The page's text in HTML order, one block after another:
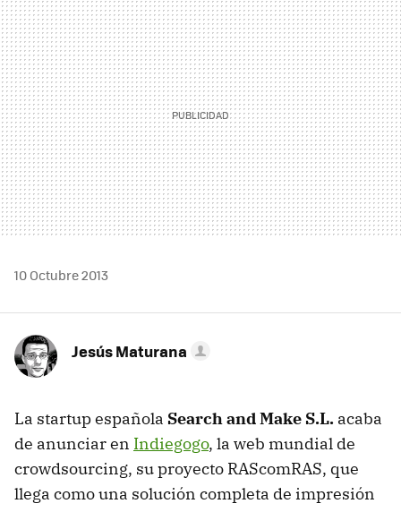
MAIL
10 Octubre 2013
Jesús Maturana
La startup española Search and Make S.L. acaba
de anunciar en Indiegogo, la web mundial de
crowdsourcing, su proyecto RAScomRAS, que
llega como una solución completa de impresión